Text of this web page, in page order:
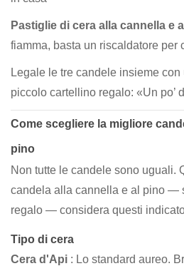
Pastiglie di cera alla cannella e
fiamma, basta un riscaldatore per
Legale le tre candele insieme
piccolo cartellino regalo: «Un po’
Come scegliere la migliore
pino
Non tutte le candele sono uguali.
candela alla cannella e al pino —
regalo — considera questi
Tipo di cera
Cera d'Api : Lo standard aureo.